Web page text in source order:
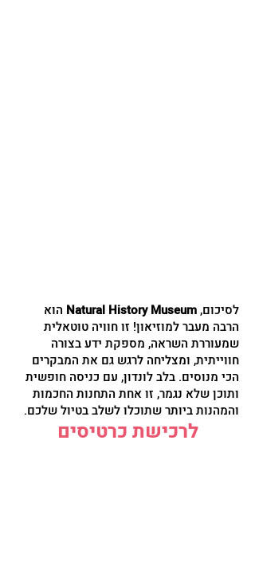
לסיכום,Natural History Museum הוא
הרבה מעבר למוזיאון! זו חוויה טוטאלית
שמעוררת השראה, מספקת ידע בצורה
חווייתית, ומצליחה לרגש גם את המבקרים
הכי מנוסים. בלב לונדון, עם כניסה חופשית
ותוכן שלא נגמר, זו אחת התחנות החכמות
והמהנות ביותר שתוכלו לשלב בטיול שלכם.
לרכישת כרטיסים